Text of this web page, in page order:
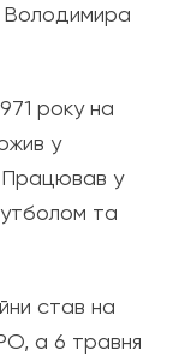
Володимира
року на
у
Працював у
та
став на
а 6 травня